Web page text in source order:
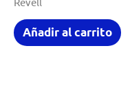
Añadir al carrito